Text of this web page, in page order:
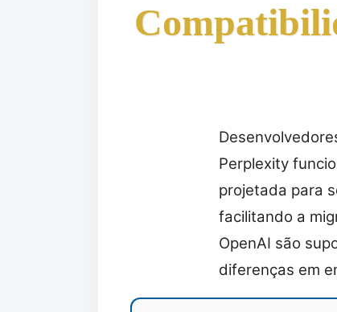
Perplexity
projetada para
facilitando a
OpenAI são
diferenças em